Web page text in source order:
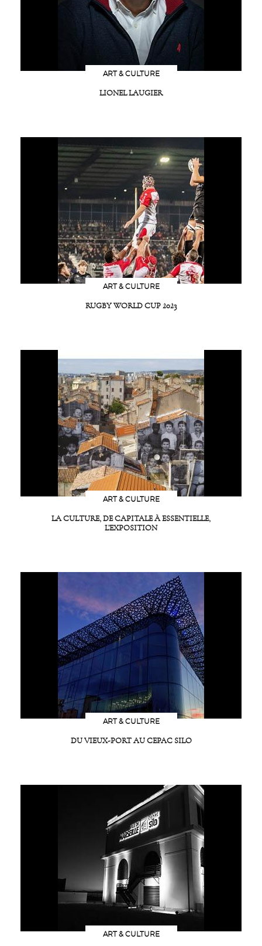
ART & CULTURE
LIONEL LAUGIER
ART & CULTURE
RUGBY WORLD CUP 2023
ART & CULTURE
LA CULTURE, DE CAPITALE À ESSENTIELLE,
L’EXPOSITION
ART & CULTURE
DU VIEUX-PORT AU CEPAC SILO
ART & CULTURE